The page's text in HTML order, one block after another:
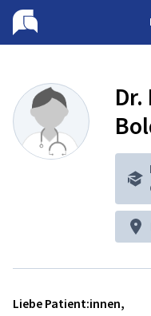
Liebe Patient:innen,